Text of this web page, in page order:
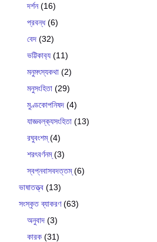
দর্শন(16)
প্রবন্ধ(6)
বেদ (32)
ভট্টিকাব‍্য (11)
মনুমৎস্যকথা (2)
মনুসংহিতা (29)
মুণ্ডকোপনিষদ (4)
যাজ্ঞবল্ক‍্যসংহিতা (13)
রঘুবংশম্(4)
শরৎবর্ণনম্(3)
স্বপ্নবাসবদত্তম্(6)
ভাষাতত্ত্ব (13)
সংস্কৃত ব্যাকরণ(63)
অনুবাদ (3)
কারক (31)